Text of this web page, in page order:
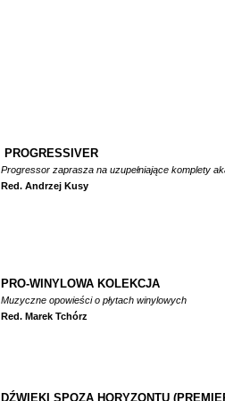
PROGRESSIVER
Progressor zaprasza na uzupełniające komplety
Red. Andrzej Kusy
PRO-WINYLOWA KOLEKCJA
Muzyczne opowieści o płytach winylowych
Red. Marek Tchórz
DŹWIĘKI SPOZA HORYZONTU